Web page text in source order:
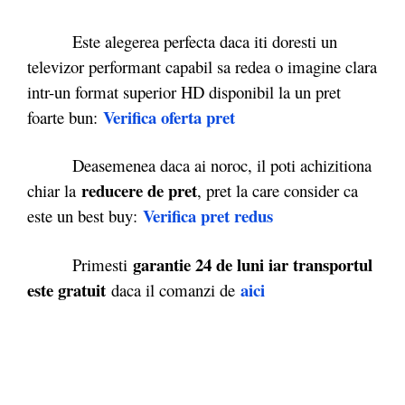
Este alegerea perfecta daca iti doresti un
televizor performant capabil sa redea o imagine clara
intr-un format superior HD disponibil la un pret
foarte bun: Verifica oferta pret
Deasemenea daca ai noroc, il poti achizitiona
chiar la reducere de pret, pret la care consider ca
este un best buy: Verifica pret redus
Primesti garantie 24 de luni iar transportul
este gratuit daca il comanzi de aici